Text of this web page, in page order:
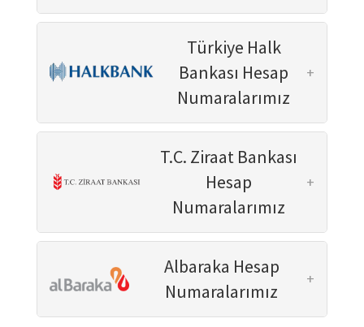
FAALİYETLER
Platform Çalışmaları
Pusula Yetenek Yönetimi Merkezi
TAMAMLANAN PROJELER
TEDxVefaWomen
Belleklerde 15 Temmuz
Türkiye Halk
Bankası Hesap
Numaralarımız
+
T.C. Ziraat Bankası
Hesap
Numaralarımız
+
Albaraka Hesap
Numaralarımız
+